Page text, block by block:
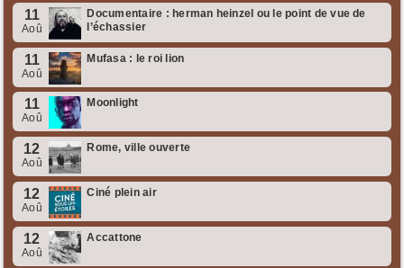
11
Aoû
Documentaire : herman heinzel ou le point de vue de
l’échassier
11
Aoû
Mufasa : le roi lion
11
Aoû
Moonlight
12
Aoû
Rome, ville ouverte
12
Aoû
Ciné plein air
12
Aoû
Accattone